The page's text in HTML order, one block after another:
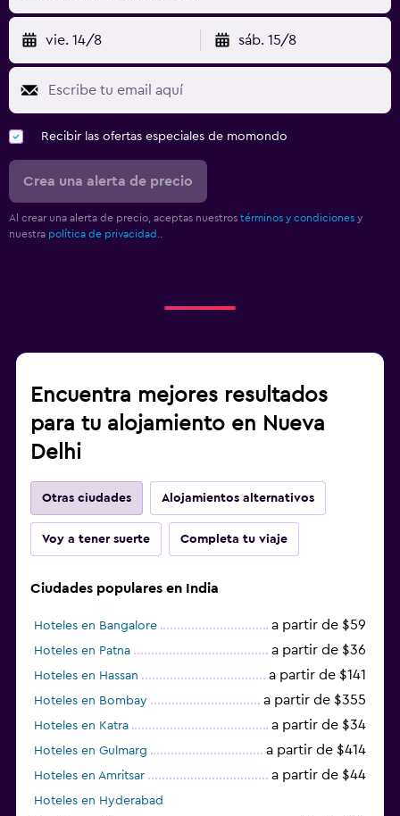
vie. 14/8 sáb. 15/8
Recibir las ofertas especiales de momondo
Crea una alerta de precio
Al crear una alerta de precio, aceptas nuestros términos y condiciones y
nuestra política de privacidad.
Encuentra mejores resultados
para tu alojamiento en Nueva
Delhi
Otras ciudades Alojamientos alternativos
Voy a tener suerte Completa tu viaje
Ciudades populares en India
Hoteles en Bangalore a partir de $59
Hoteles en Patna a partir de $36
Hoteles en Hassan a partir de $141
Hoteles en Bombay a partir de $355
Hoteles en Katra a partir de $34
Hoteles en Gulmarg a partir de $414
Hoteles en Amritsar a partir de $44
Hoteles en Hyderabad